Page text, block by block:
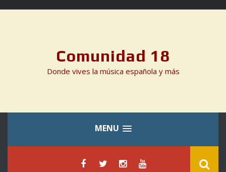
Comunidad 18
Donde vives la música española y más
MENU